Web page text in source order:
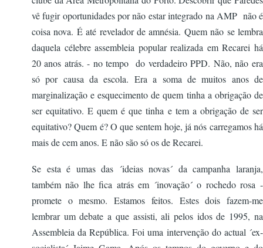
vê fugir oportunidades por não estar integrado na AMP não é
coisa nova. É até revelador de amnésia. Quem não se lembra
daquela célebre assembleia popular realizada em Recarei há
20 anos atrás. - no tempo do verdadeiro PPD. Não, não era
só por causa da escola. Era a soma de muitos anos de
marginalização e esquecimento de quem tinha a obrigação de
ser equitativo. E quem é que tinha e tem a obrigação de ser
equitativo? Quem é? O que sentem hoje, já nós carregamos há
mais de cem anos. E não são só os de Recarei.
Se esta é umas das ´ideias novas´ da campanha laranja,
também não lhe fica atrás em ´inovação´ o rochedo rosa -
promete o mesmo. Estamos feitos. Estes dois fazem-me
lembrar um debate a que assisti, ali pelos idos de 1995, na
Assembleia da República. Foi uma intervenção do actual ´ex-